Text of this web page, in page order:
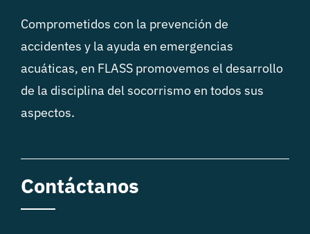
Comprometidos con la prevención de
accidentes y la ayuda en emergencias
acuáticas, en FLASS promovemos el desarrollo
de la disciplina del socorrismo en todos sus
aspectos.
Contáctanos